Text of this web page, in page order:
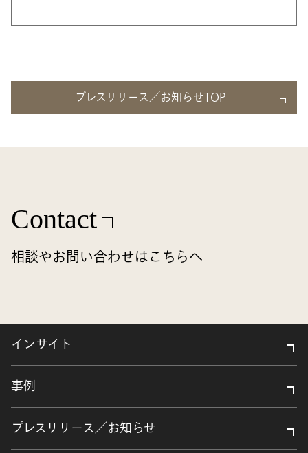
プレスリリース／お知らせTOP
Contact
相談やお問い合わせはこちらへ
インサイト
事例
プレスリリース／お知らせ